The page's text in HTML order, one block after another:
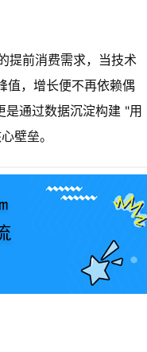
提前消费需求，当技术
值，增长便不再依赖偶
通过数据沉淀构建 "用
壁垒。